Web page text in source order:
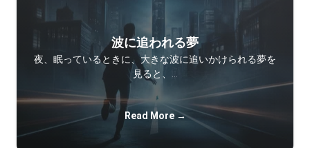
波に追われる夢
夜、眠っているときに、大きな波に追いかけられる夢を
見ると、…
Read More →